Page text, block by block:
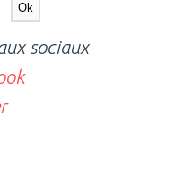
sociaux